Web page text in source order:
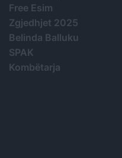
Free Esim
Zgjedhjet 2025
Belinda Balluku
SPAK
Kombëtarja